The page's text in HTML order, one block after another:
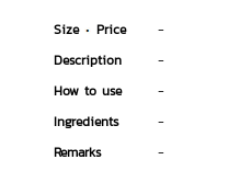
Size Price
-
Description
-
How to use
-
Ingredients
-
Remarks
-